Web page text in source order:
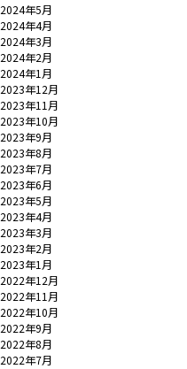
2024年5月
2024年4月
2024年3月
2024年2月
2024年1月
2023年12月
2023年11月
2023年10月
2023年9月
2023年8月
2023年7月
2023年6月
2023年5月
2023年4月
2023年3月
2023年2月
2023年1月
2022年12月
2022年11月
2022年10月
2022年9月
2022年8月
2022年7月